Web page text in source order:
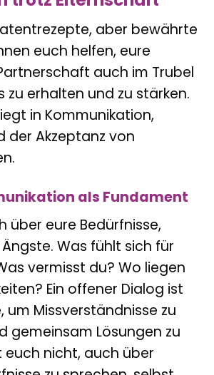
aber bewährte
euch helfen, eure
auch im Trubel
zu erhalten und zu stärken.
in Kommunikation,
der Akzeptanz von
als Fundament
über eure Bedürfnisse,
Was fühlt sich für
vermisst du? Wo liegen
Ein offener Dialog ist
um Missverständnisse zu
gemeinsam Lösungen zu
euch nicht, auch über